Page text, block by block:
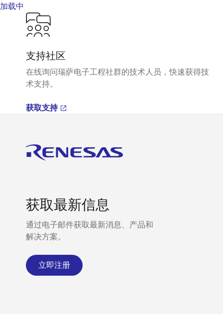
加载中
支持社区
在线询问瑞萨电子工程社群的技术人员，快速获得技
术支持。
获取支持
获取最新信息
通过电子邮件获取最新消息、产品和
解决方案。
立即注册